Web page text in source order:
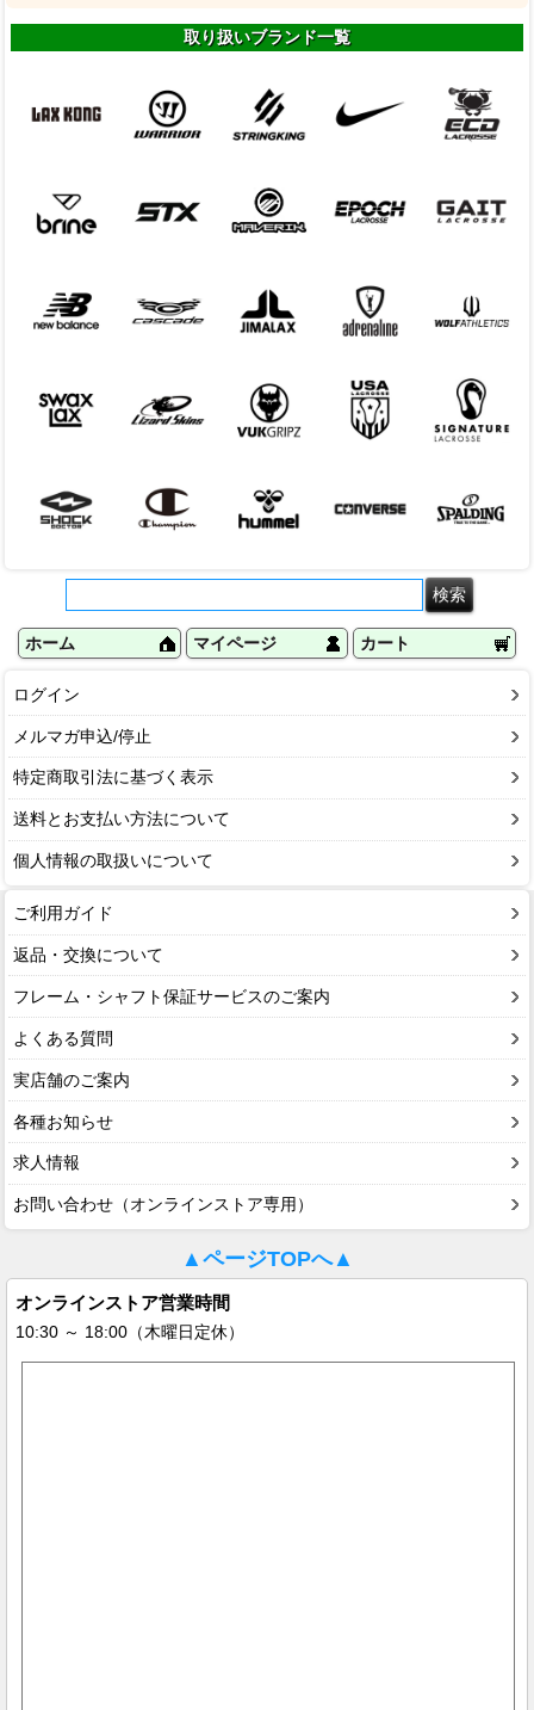
取り扱いブランド一覧
ホーム マイページ カート
ログイン
メルマガ申込/停止
特定商取引法に基づく表示
送料とお支払い方法について
個人情報の取扱いについて
ご利用ガイド
返品・交換について
フレーム・シャフト保証サービスのご案内
よくある質問
実店舗のご案内
各種お知らせ
求人情報
お問い合わせ（オンラインストア専用）
▲ページTOPへ▲
オンラインストア営業時間
10:30 ～ 18:00（木曜日定休）